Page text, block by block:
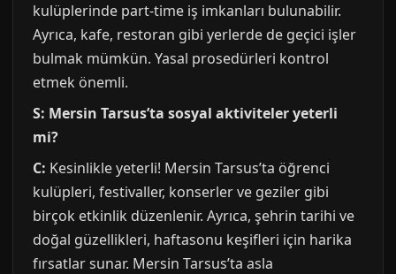
kulüplerinde part-time iş imkanları bulunabilir.
Ayrıca, kafe, restoran gibi yerlerde de geçici işler
bulmak mümkün. Yasal prosedürleri kontrol
etmek önemli.
S: Mersin Tarsus’ta sosyal aktiviteler yeterli
mi?
C: Kesinlikle yeterli! Mersin Tarsus’ta öğrenci
kulüpleri, festivaller, konserler ve geziler gibi
birçok etkinlik düzenlenir. Ayrıca, şehrin tarihi ve
doğal güzellikleri, haftasonu keşifleri için harika
fırsatlar sunar. Mersin Tarsus’ta asla